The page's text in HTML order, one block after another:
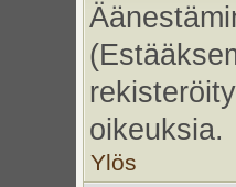
oikeuksia.
Ylös